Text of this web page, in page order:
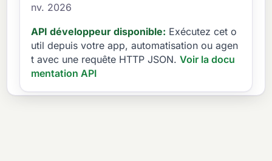
nv. 2026
API développeur disponible: Exécutez cet o
util depuis votre app, automatisation ou agen
t avec une requête HTTP JSON. Voir la docu
mentation API